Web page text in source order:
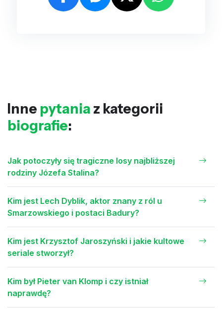
Inne pytania z kategorii
biografie:
Jak potoczyły się tragiczne losy najbliższej
rodziny Józefa Stalina?
Kim jest Lech Dyblik, aktor znany z ról u
Smarzowskiego i postaci Badury?
Kim jest Krzysztof Jaroszyński i jakie kultowe
seriale stworzył?
Kim był Pieter van Klomp i czy istniał
naprawdę?